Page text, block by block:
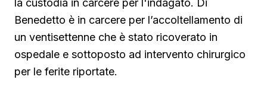
la custodia in carcere per l'indagato. Di
Benedetto è in carcere per l’accoltellamento di
un ventisettenne che è stato ricoverato in
ospedale e sottoposto ad intervento chirurgico
per le ferite riportate.